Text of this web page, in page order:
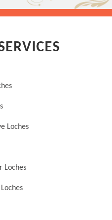
Loches
Loches